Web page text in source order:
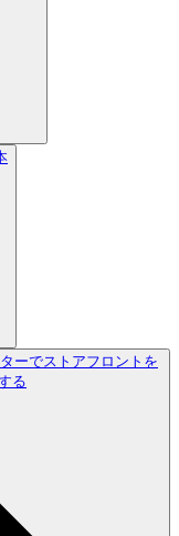
ーでストアフロントを
る